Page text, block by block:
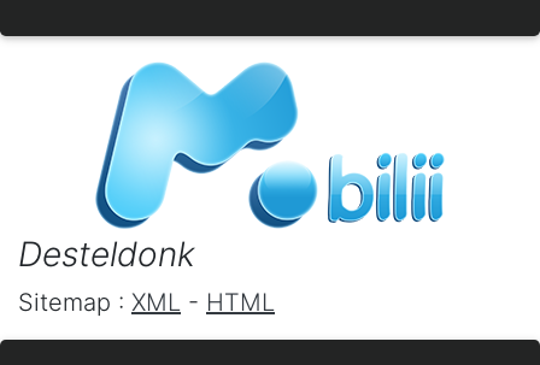
Desteldonk
Sitemap : XML - HTML